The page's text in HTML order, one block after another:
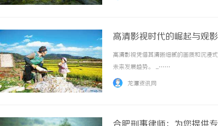
高清影视时代的崛起与观
高清影视凭借其清晰细腻的画质和沉浸
未来发展趋势。 ...……
龙潭资讯网
耐磨改性颗粒：提升耐磨性能 商标购买：即买即用，